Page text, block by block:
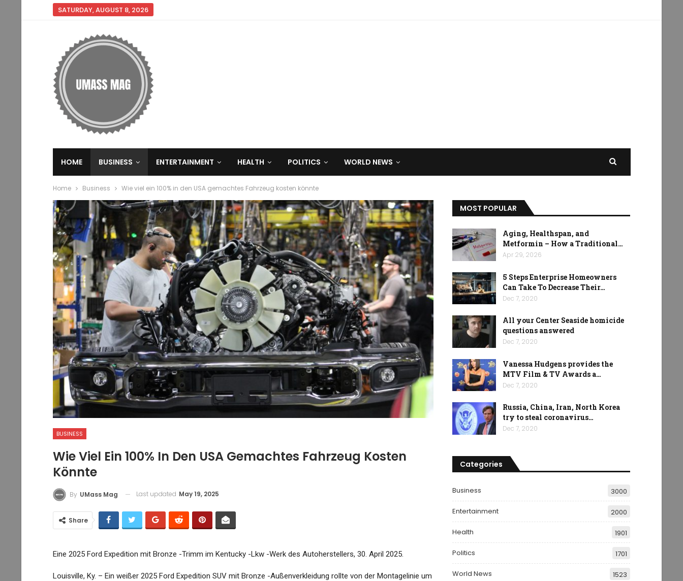
SATURDAY, AUGUST 8, 2026
HOME BUSINESS ENTERTAINMENT HEALTH POLITICS WORLD NEWS
Home Business Wie viel ein 100% in den USA gemachtes Fahrzeug kosten könnte
BUSINESS
Wie Viel Ein 100% In Den USA Gemachtes Fahrzeug Kosten
Könnte
By UMass Mag Last updated May 19, 2025
Share
Eine 2025 Ford Expedition mit Bronze -Trimm im Kentucky -Lkw -Werk des Autoherstellers, 30. April 2025.
Louisville, Ky. – Ein weißer 2025 Ford Expedition SUV mit Bronze -Außenverkleidung rollte von der Montagelinie um
MOST POPULAR
Aging, Healthspan, and
Metformin – How a Traditional…
Apr 29, 2026
5 Steps Enterprise Homeowners
Can Take To Decrease Their…
Dec 7, 2020
All your Center Seaside homicide
questions answered
Dec 7, 2020
Vanessa Hudgens provides the
MTV Film & TV Awards a…
Dec 7, 2020
Russia, China, Iran, North Korea
try to steal coronavirus…
Dec 7, 2020
Categories
Business 3000
Entertainment 2000
Health 1901
Politics 1701
World News 1523